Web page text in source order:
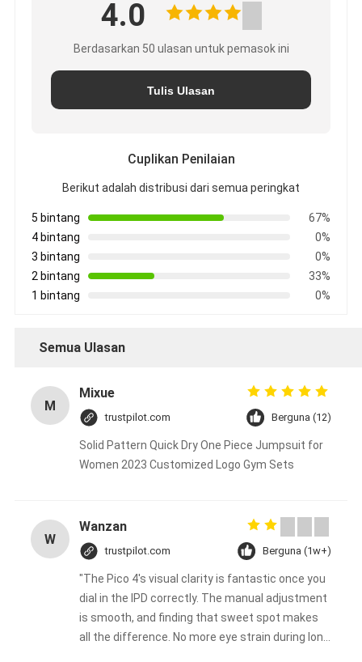
4.0
Berdasarkan 50 ulasan untuk pemasok ini
Tulis Ulasan
Cuplikan Penilaian
Berikut adalah distribusi dari semua peringkat
5 bintang
67%
4 bintang
0%
3 bintang
0%
2 bintang
33%
1 bintang
0%
Semua Ulasan
M
Mixue
trustpilot.com Berguna (12)
Solid Pattern Quick Dry One Piece Jumpsuit for
Women 2023 Customized Logo Gym Sets
W
Wanzan
trustpilot.com Berguna (1w+)
"The Pico 4's visual clarity is fantastic once you
dial in the IPD correctly. The manual adjustment
is smooth, and finding that sweet spot makes
all the difference. No more eye strain during long